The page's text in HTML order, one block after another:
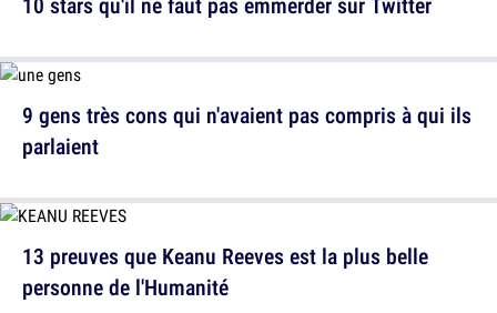
13 preuves que Keanu Reeves est la plus belle
personne de l'Humanité
9 gens très cons qui n'avaient pas compris à qui ils
parlaient